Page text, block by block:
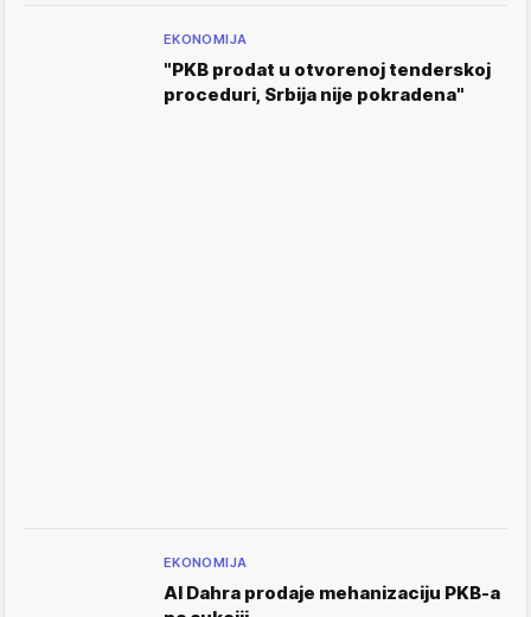
EKONOMIJA
"PKB prodat u otvorenoj tenderskoj
proceduri, Srbija nije pokradena"
EKONOMIJA
Al Dahra prodaje mehanizaciju PKB-a